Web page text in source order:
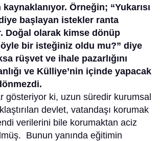
Örneğin; “Yukarısı
başlayan istekler ranta
Doğal olarak kimse dönüp
bir isteğiniz oldu mu?” diye
rüşvet ve ihale pazarlığını
ve Külliye’nin içinde yapacak
gösteriyor ki, uzun süredir kurumsal
devlet, vatandaşı korumak
verilerini bile korumaktan aciz
Bunun yanında eğitimin